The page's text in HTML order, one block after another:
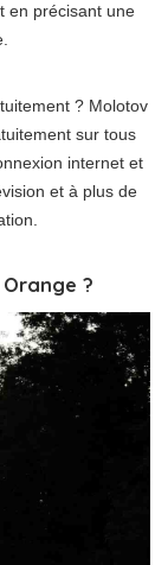
en précisant une
? Molotov
sur tous
internet et
et à plus de
?